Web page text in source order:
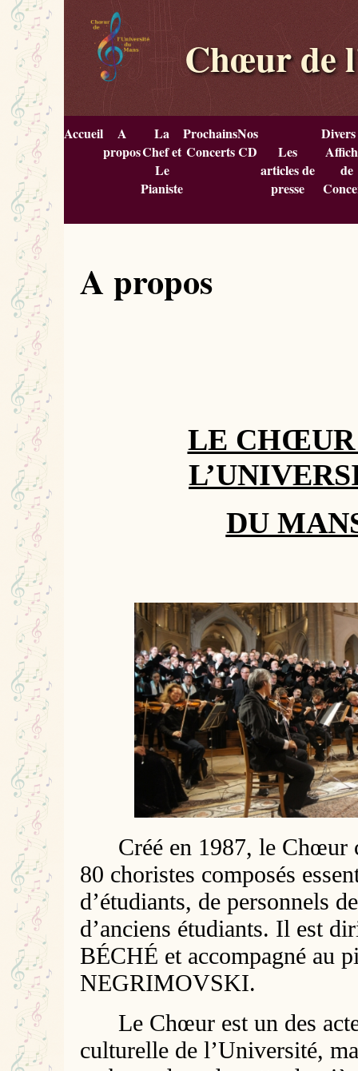
Chœur de
Accueil
A
propos
La
Chef et
Le
Pianiste
Prochains
Concerts
Nos
CD
Divers
Les
articles de
presse
de
A propos
LE CHŒUR
DU
Créé en 1987, le Chœur
80 choristes composés
d’étudiants, de personnels
d’anciens étudiants. Il est
BÉCHÉ et accompagné au
NEGRIMOVSKI.
Le Chœur est un des
culturelle de l’Université,